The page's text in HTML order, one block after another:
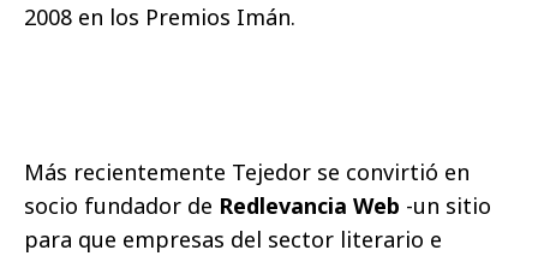
2008 en los Premios Imán.
Más recientemente Tejedor se convirtió en
socio fundador de Redlevancia Web -un sitio
para que empresas del sector literario e